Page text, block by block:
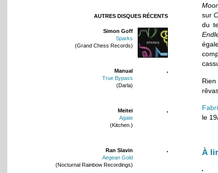
AUTRES DISQUES RÉCENTS
Simon Goff
Sparks
(Grand Chess Records)
Manual
True Bypass
(Darla)
Meitei
Agate
(Kitchen.)
Ran Slavin
Aegean Gold
(Nocturnal Rainbow Recordings)
sur
du
le
À